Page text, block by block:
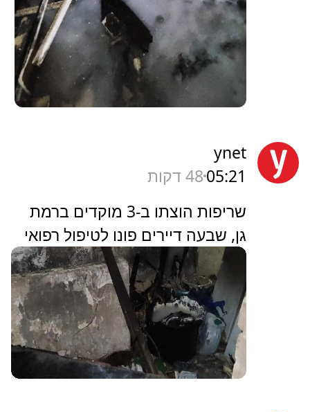
ynet
05:2148 דקות
שריפות הוצתו ב-3 מוקדים ברמת
גן, שבעה דיירים פונו לטיפול רפואי